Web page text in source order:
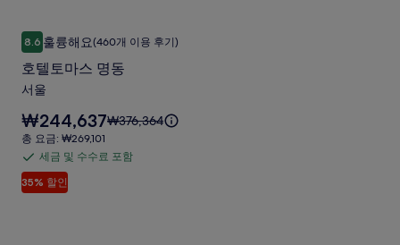
텔
사
진
갤
러
리
수
료
포
호
텔
토
마
스
명
동
사
8.610점 만점 중 8.6점, 훌륭해요, (460개 이용 후기)
훌륭해요(460개 이용 후기)
호텔토마스 명동
서울
35% 할인
요
금
은
₩244,637
입
니
₩244,637요
은
₩376,364
총
요
금:
₩269,101
총 요금: ₩269,101
세
금
세금 및 수수료 포함
호텔토마스 명동